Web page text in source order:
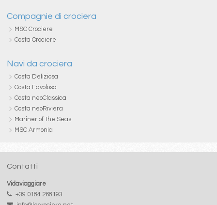
Compagnie di crociera
MSC Crociere
Costa Crociere
Navi da crociera
Costa Deliziosa
Costa Favolosa
Costa neoClassica
Costa neoRiviera
Mariner of the Seas
MSC Armonia
Contatti
Vidaviaggiare
+39 0184 268193